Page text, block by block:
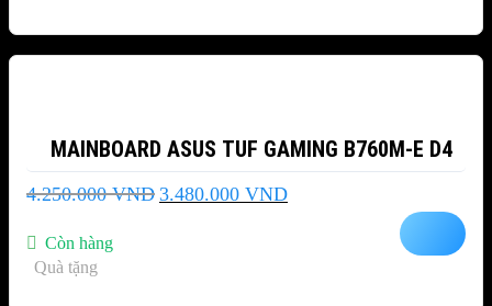
MAINBOARD ASUS TUF GAMING B760M-E D4
4.250.000VND Giá
3.480.000 VNDGiá
Còn hàng
Quà tặng